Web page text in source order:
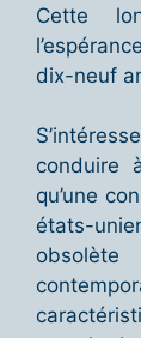
Cette
dix-neuf
conduire
qu’une
états-